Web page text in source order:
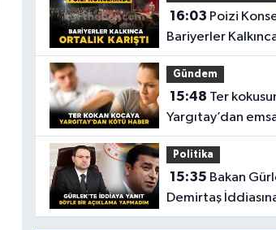
16:03
Bariyerler
Ortalık Karıştı
Gündem
15:48
Yargıtay’dan
nitelikte Karar
Politika
15:35
Demirtaş
Yanıt: “Böyle Bir